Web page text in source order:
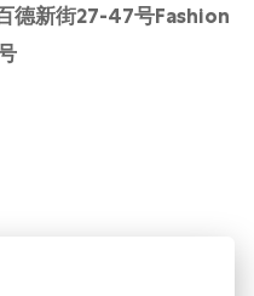
德新街27-47号Fashion